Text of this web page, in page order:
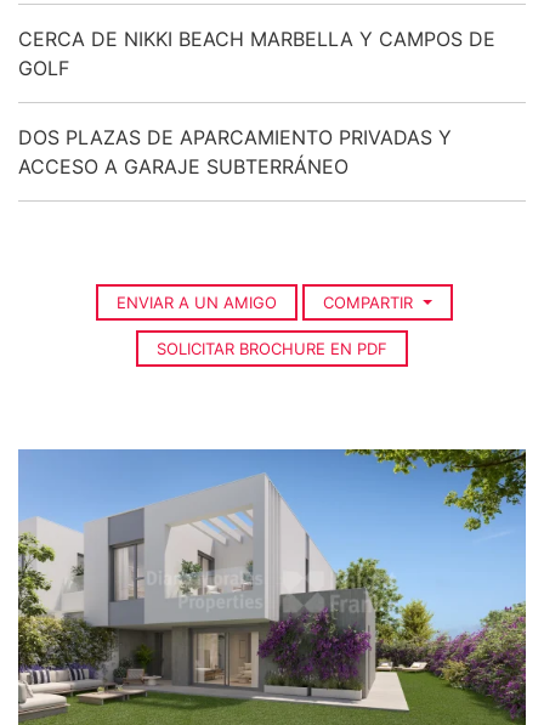
CERCA DE NIKKI BEACH MARBELLA Y CAMPOS DE
GOLF
DOS PLAZAS DE APARCAMIENTO PRIVADAS Y
ACCESO A GARAJE SUBTERRÁNEO
ENVIAR A UN AMIGO COMPARTIR
SOLICITAR BROCHURE EN PDF